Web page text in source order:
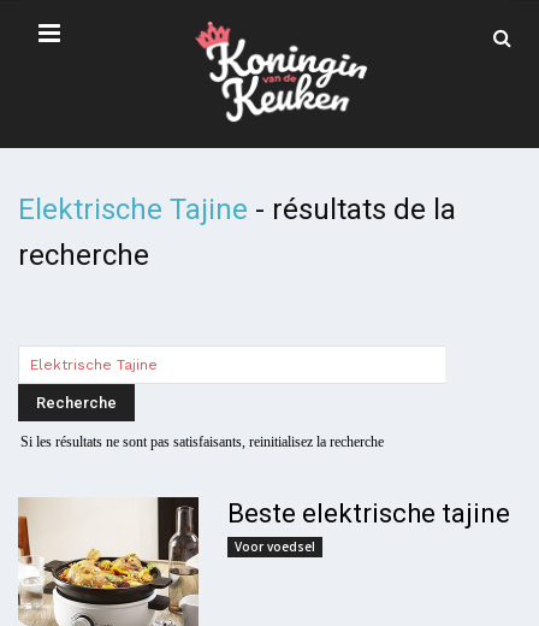
Elektrische Tajine - résultats de la
recherche
Si les résultats ne sont pas satisfaisants, reinitialisez la recherche
Beste elektrische tajine
Voor voedsel